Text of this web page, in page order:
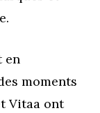
en
moments
Vitaa ont